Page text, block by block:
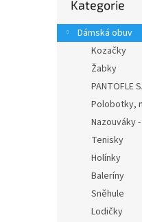
r
a
kategorie
Kategorie
Dámská obuv
Kozačky
Žabky
PANTOFLE
Polobotky,
Nazouváky
Tenisky
Holínky
Baleríny
Sněhule
Lodičky